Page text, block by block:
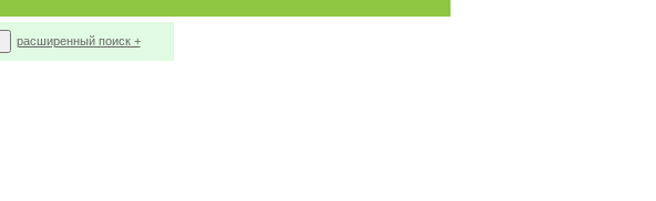
расширенный поиск +